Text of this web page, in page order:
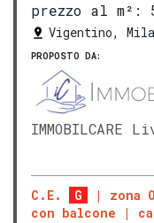
prezzo al m²:
Vigentino,
PROPOSTO DA:
IMMOBILCARE
C.E. G zona
con balcone